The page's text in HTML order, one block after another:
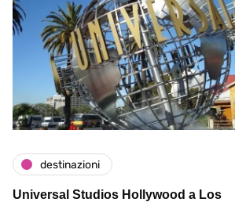
destinazioni
Universal Studios Hollywood a Los